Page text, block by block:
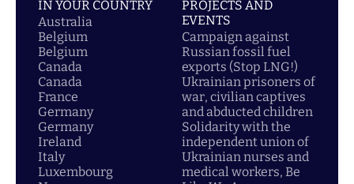
IN YOUR COUNTRY
Australia
Belgium
Belgium
Canada
Canada
France
Germany
Germany
Ireland
Italy
Luxembourg
PROJECTS AND
EVENTS
Campaign against
Russian fossil fuel
exports (Stop LNG!)
Ukrainian prisoners of
war, civilian captives
and abducted children
Solidarity with the
independent union of
Ukrainian nurses and
medical workers, Be